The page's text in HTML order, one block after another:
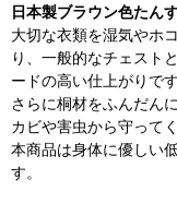
日本製ブラウン色たん
大切な衣類を湿気やホ
り、一般的なチェスト
ードの高い仕上がりです
さらに桐材をふんだん
カビや害虫から守ってく
本商品は身体に優しい
す。